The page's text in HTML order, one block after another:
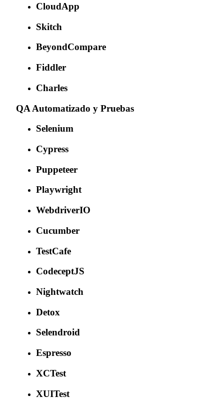
CloudApp
Skitch
BeyondCompare
Fiddler
Charles
QA Automatizado y Pruebas
Selenium
Cypress
Puppeteer
Playwright
WebdriverIO
Cucumber
TestCafe
CodeceptJS
Nightwatch
Detox
Selendroid
Espresso
XCTest
XUITest